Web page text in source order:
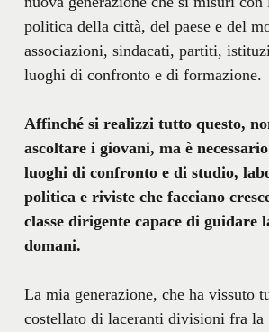
politica della città, del paese e del
associazioni, sindacati, partiti,
luoghi di confronto e di formazione.
Affinché si realizzi tutto questo,
ascoltare i giovani, ma è
luoghi di confronto e di studio,
politica e riviste che facciano
classe dirigente capace di guidare
domani.
La mia generazione, che ha vissuto
costellato di laceranti divisioni fra la